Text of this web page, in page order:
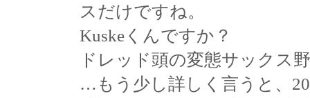
スだけですね。
Kuskeくんですか？
ドレッド頭の変態サックス
…もう少し詳しく言うと、